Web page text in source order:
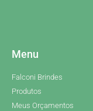
Menu
Falconi Brindes
Produtos
Meus Orçamentos